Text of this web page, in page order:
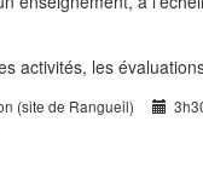
activités, les
(site de Rangueil)